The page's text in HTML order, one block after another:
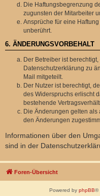
Die Haftungsbegrenzung
zugunsten der Mitarbeiter
Ansprüche für eine
unberührt.
6. ÄNDERUNGSVORBEHALT
Der Betreiber ist
Datenschutzerklärung zu
Mail mitgeteilt.
Der Nutzer ist berechtigt,
des Widerspruchs erlischt
bestehende
Die Änderungen gelten
den Änderungen
Informationen über den
sind in der
Foren-Übersicht
Powered by phpBB®